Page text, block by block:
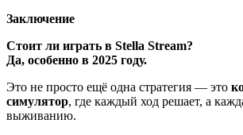
Заключение
Стоит ли играть в Stella Stream?
Да, особенно в 2025 году.
Это не просто ещё одна стратегия — это
симулятор, где каждый ход решает, а
выживанию.